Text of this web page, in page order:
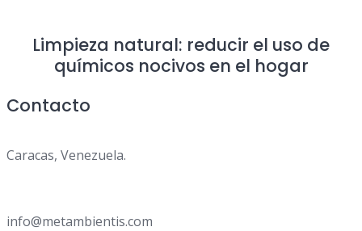
Limpieza natural: reducir el uso de
químicos nocivos en el hogar
Contacto
Caracas, Venezuela.
info@metambientis.com